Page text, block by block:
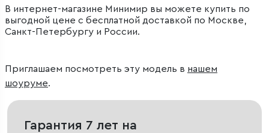
В интернет-магазине Минимир вы можете купить по
выгодной цене с бесплатной доставкой по Москве,
Санкт-Петербургу и России.
Приглашаем посмотреть эту модель в нашем
шоуруме.
Гарантия 7 лет на